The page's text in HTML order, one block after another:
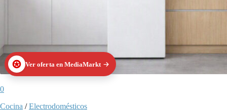
Ver oferta en MediaMarkt
0
Cocina /Electrodomésticos